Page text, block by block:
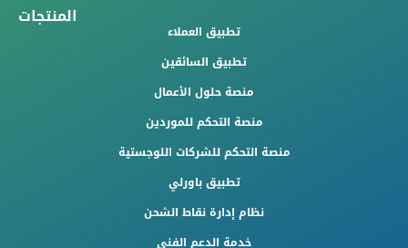
المنتجات
تطبيق العملاء
تطبيق السائقين
منصة حلول الأعمال
منصة التحكم للموردين
منصة التحكم للشركات اللوجستية
تطبيق باورلي
نظام إدارة نقاط الشحن
خدمة الدعم الفني